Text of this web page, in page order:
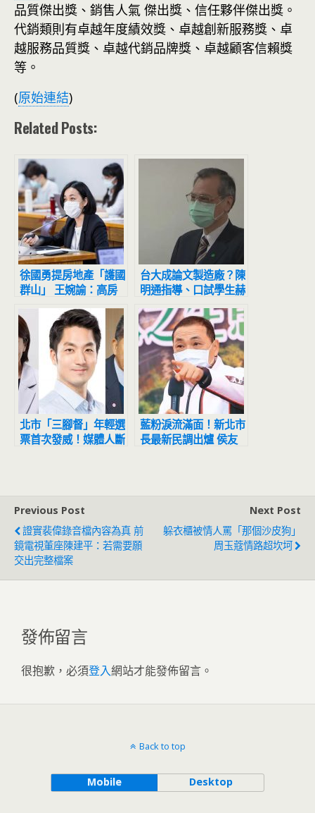
品質傑出獎、銷售人氣 傑出獎、信任夥伴傑出獎。
代銷類則有卓越年度績效獎、卓越創新服務獎、卓
越服務品質獎、卓越代銷品牌獎、卓越顧客信賴獎
等。
(原始連結)
Related Posts:
徐國勇提房地產「護國
群山」 王婉諭：高房
價是壓垮年輕人的萬重
山
台大成論文製造廠？陳
明通指導、口試學生赫
見5胞胎！網驚呆吐一
句
北市「三腳督」年輕選
票首次發威！媒體人斷
藍粉淚流滿面！新北市
長最新民調出爐 侯友
Previous Post
證實裴偉錄音檔內容為真 前
鏡電視董座陳建平：若需要願
交出完整檔案
Next Post
躲衣櫃被情人罵「那個沙皮狗」
周玉蔻情路超坎坷
發佈留言
很抱歉，必須登入網站才能發佈留言。
Back to top
Mobile Desktop